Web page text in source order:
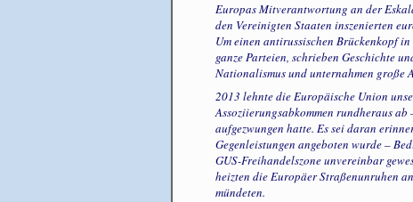
Europas Mitverantwortung an der
den Vereinigten Staaten inszenierten
Um einen antirussischen Brückenkopf
ganze Parteien, schrieben Geschichte
Nationalismus und unternahmen große
2013 lehnte die Europäische Union
Assoziierungsabkommen rundheraus
aufgezwungen hatte. Es sei daran
Gegenleistungen angeboten wurde –
GUS-Freihandelszone unvereinbar
heizten die Europäer Straßenunruhen
mündeten.